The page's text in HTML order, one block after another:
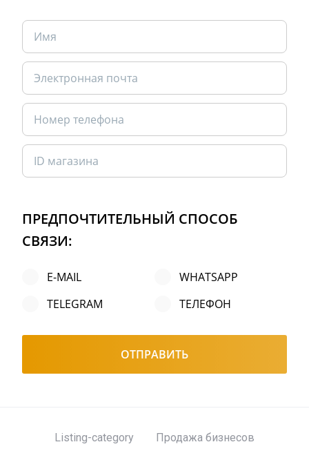
ПРЕДПОЧТИТЕЛЬНЫЙ СПОСОБ
СВЯЗИ:
E-MAIL
WHATSAPP
TELEGRAM
ТЕЛЕФОН
ОТПРАВИТЬ
Listing-category Продажа бизнесов